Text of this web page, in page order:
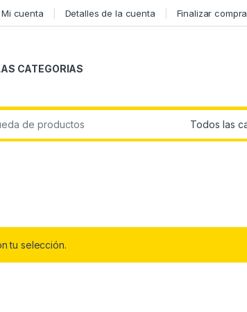
Mi cuenta Detalles de la cuenta Finalizar compra
CATEGORIAS
tu selección.